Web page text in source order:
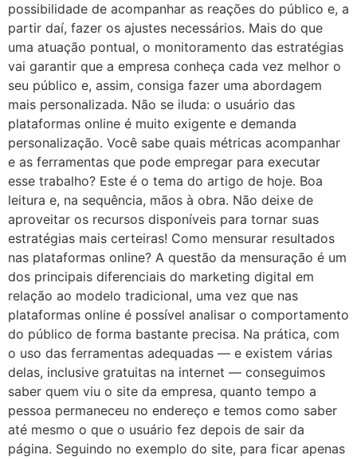
possibilidade de acompanhar as reações do público e, a
partir daí, fazer os ajustes necessários. Mais do que
uma atuação pontual, o monitoramento das estratégias
vai garantir que a empresa conheça cada vez melhor o
seu público e, assim, consiga fazer uma abordagem
mais personalizada. Não se iluda: o usuário das
plataformas online é muito exigente e demanda
personalização. Você sabe quais métricas acompanhar
e as ferramentas que pode empregar para executar
esse trabalho? Este é o tema do artigo de hoje. Boa
leitura e, na sequência, mãos à obra. Não deixe de
aproveitar os recursos disponíveis para tornar suas
estratégias mais certeiras! Como mensurar resultados
nas plataformas online? A questão da mensuração é um
dos principais diferenciais do marketing digital em
relação ao modelo tradicional, uma vez que nas
plataformas online é possível analisar o comportamento
do público de forma bastante precisa. Na prática, com
o uso das ferramentas adequadas — e existem várias
delas, inclusive gratuitas na internet — conseguimos
saber quem viu o site da empresa, quanto tempo a
pessoa permaneceu no endereço e temos como saber
até mesmo o que o usuário fez depois de sair da
página. Seguindo no exemplo do site, para ficar apenas